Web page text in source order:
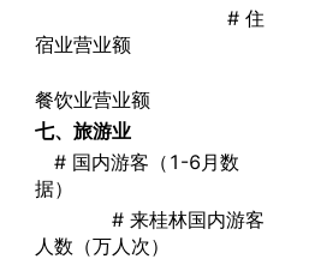
# 住
宿业营业额
餐饮业营业额
七、旅游业
# 国内游客（1-6月数
据）
# 来桂林国内游客
人数（万人次）